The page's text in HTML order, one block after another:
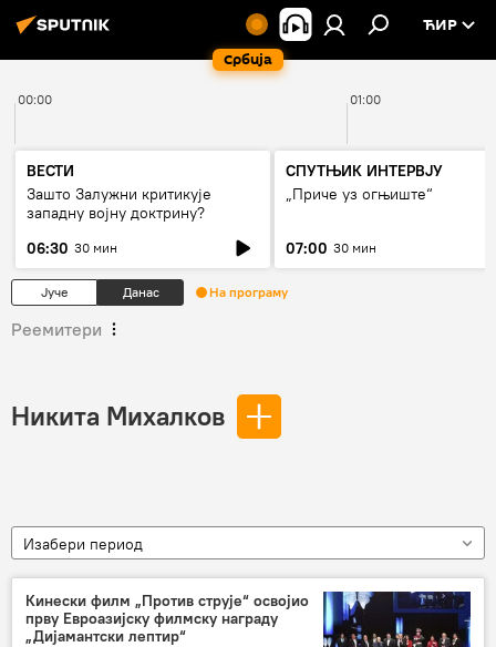
Србија
ЋИР
00:00 01:00
ВЕСТИ
Зашто Залужни критикује
западну војну доктрину?
06:30 30 мин
СПУТЊИК ИНТЕРВЈУ
„Приче уз огњиште“
07:00 30 мин
Јуче Данас На програму
Реемитери
Никита Михалков
Изабери период
Кинески филм „Против струје“ освојио
прву Евроазијску филмску награду
„Дијамантски лептир“